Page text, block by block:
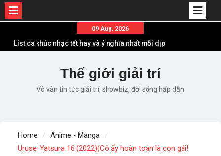
content
09 Aug, 2026
List ca khúc nhạc tết hay và ý nghĩa nhất mỗi dịp
Em ơi lên phố – Minh Vương: Màn comeback
“ngoạn mục” với triệu view
Những ca khúc nhạc xuân “sặc mùi” quảng cáo
Lời bài hát Chúng Ta của Hiện Tại – Sơn Tùng M-
TP – Full lyrics bản chuẩn
Thế giới giải trí
Vô vàn tin tức giải trí, showbiz, đời sống hấp dẫn
Home
Anime - Manga
Urusei Yatsura 16 (2022)(Cô ấy hoàn toàn là con gái!